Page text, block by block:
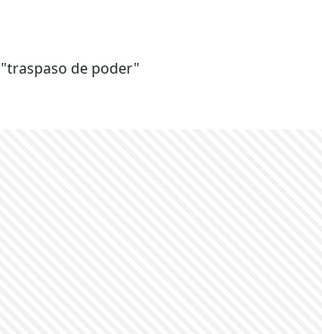
de poder"